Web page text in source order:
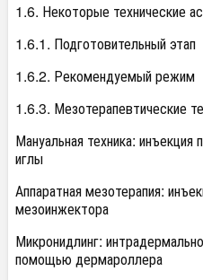
1.6. Некоторые технические
1.6.1. Подготовительный этап
1.6.2. Рекомендуемый режим
1.6.3. Мезотерапевтические
Мануальная техника:
иглы
Аппаратная мезотерапия:
мезоинжектора
Микронидлинг:
помощью дермароллера